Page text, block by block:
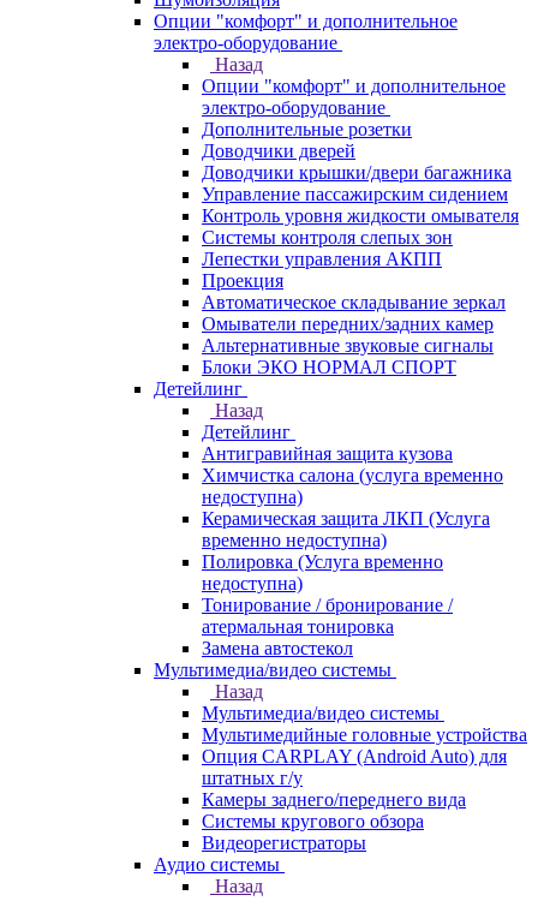
Опции "комфорт" и дополнительное
электро-оборудование
Назад
Опции "комфорт" и дополнительное
электро-оборудование
Дополнительные розетки
Доводчики дверей
Доводчики крышки/двери багажника
Управление пассажирским сидением
Контроль уровня жидкости омывателя
Системы контроля слепых зон
Лепестки управления АКПП
Проекция
Автоматическое складывание зеркал
Омыватели передних/задних камер
Альтернативные звуковые сигналы
Блоки ЭКО НОРМАЛ СПОРТ
Детейлинг
Назад
Детейлинг
Антигравийная защита кузова
Химчистка салона (услуга временно
недоступна)
Керамическая защита ЛКП (Услуга
временно недоступна)
Полировка (Услуга временно
недоступна)
Тонирование / бронирование /
атермальная тонировка
Замена автостекол
Мультимедиа/видео системы
Назад
Мультимедиа/видео системы
Мультимедийные головные устройства
Опция CARPLAY (Android Auto) для
штатных г/у
Камеры заднего/переднего вида
Системы кругового обзора
Видеорегистраторы
Аудио системы
Назад